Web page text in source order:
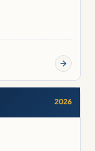
2026